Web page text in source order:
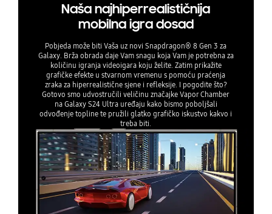
Naša najhiperrealističnija
mobilna igra dosad
Pobjeda može biti Vaša uz novi Snapdragon® 8 Gen 3 za
Galaxy. Brža obrada daje Vam snagu koja Vam je potrebna za
količinu igranja videoigara koju želite. Zatim prikažite
grafičke efekte u stvarnom vremenu s pomoću praćenja
zraka za hiperrealistične sjene i refleksije. I pogodite što?
Gotovo smo udvostručili veličinu značajke Vapor Chamber
na Galaxy S24 Ultra uređaju kako bismo poboljšali
odvođenje topline te pružili glatko grafičko iskustvo kakvo i
treba biti.